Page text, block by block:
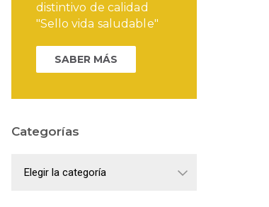
distintivo de calidad
"Sello vida saludable"
SABER MÁS
Categorías